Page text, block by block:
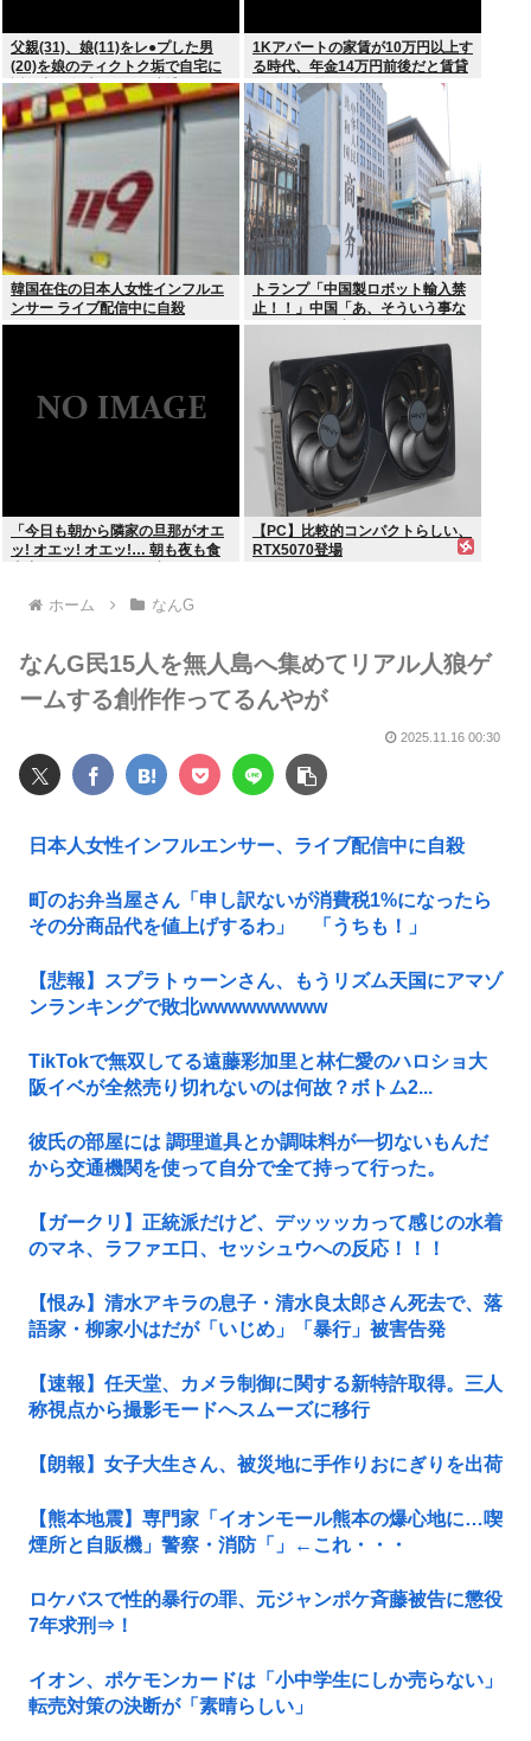
父親(31)、娘(11)をレ●プした男
(20)を娘のティクトク垢で自宅に
誘い出し自助 2人とも逮捕
1Kアパートの家賃が10万円以上す
る時代、年金14万円前後だと賃貸
の人は無理じゃね？
韓国在住の日本人女性インフルエ
ンサー ライブ配信中に自殺
トランプ「中国製ロボット輸入禁
止！！」中国「あ、そういう事な
らアメリカの安全の為にドローン
の輸出も止めるね？」
「今日も朝から隣家の旦那がオエ
ッ! オエッ! オエッ!… 朝も夜も食
【PC】比較的コンパクトらしい、
RTX5070登場
ホーム なんG
なんG民15人を無人島へ集めてリアル人狼ゲ
ームする創作作ってるんやが
2025.11.16 00:30
日本人女性インフルエンサー、ライブ配信中に自殺
町のお弁当屋さん「申し訳ないが消費税1%になったら
その分商品代を値上げするわ」 「うちも！」
【悲報】スプラトゥーンさん、もうリズム天国にアマゾ
ンランキングで敗北wwwwwwwww
TikTokで無双してる遠藤彩加里と林仁愛のハロショ大
阪イベが全然売り切れないのは何故？ボトム2...
彼氏の部屋には 調理道具とか調味料が一切ないもんだ
から交通機関を使って自分で全て持って行った。
【ガークリ】正統派だけど、デッッッカって感じの水着
のマネ、ラファエ口、セッシュウへの反応！！！
【恨み】清水アキラの息子・清水良太郎さん死去で、落
語家・柳家小はだが「いじめ」「暴行」被害告発
【速報】任天堂、カメラ制御に関する新特許取得。三人
称視点から撮影モードへスムーズに移行
【朗報】女子大生さん、被災地に手作りおにぎりを出荷
【熊本地震】専門家「イオンモール熊本の爆心地に…喫
煙所と自販機」警察・消防「」←これ・・・
ロケバスで性的暴行の罪、元ジャンポケ斉藤被告に懲役
7年求刑⇒！
イオン、ポケモンカードは「小中学生にしか売らない」
転売対策の決断が「素晴らしい」